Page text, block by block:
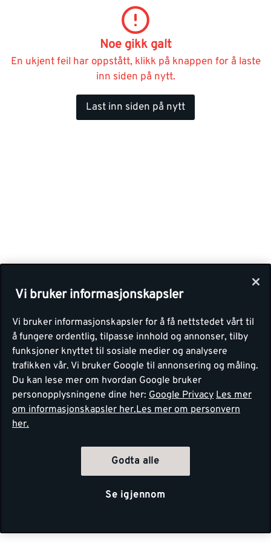
Noe gikk galt
En ukjent feil har oppstått, klikk på knappen for å laste
inn siden på nytt.
Last inn siden på nytt
Vi bruker informasjonskapsler
Vi bruker informasjonskapsler for å få nettstedet vårt til
å fungere ordentlig, tilpasse innhold og annonser, tilby
funksjoner knyttet til sosiale medier og analysere
trafikken vår. Vi bruker Google til annonsering og måling.
Du kan lese mer om hvordan Google bruker
personopplysningene dine her: Google Privacy Les mer
om informasjonskapsler her.Les mer om personvern
her.
Godta alle
Se igjennom